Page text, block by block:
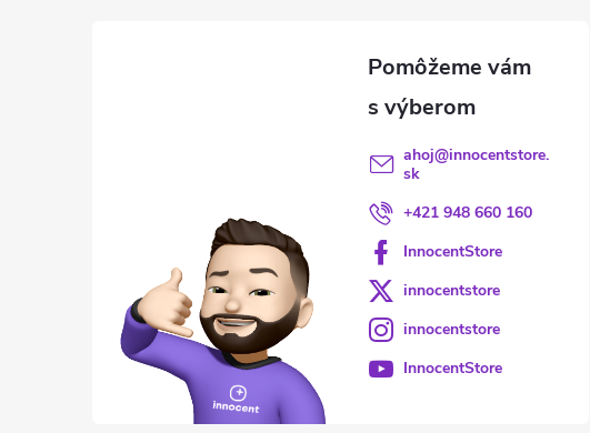
ahoj@innocentstore.
sk
+421 948 660 160
InnocentStore
innocentstore
innocentstore
InnocentStore